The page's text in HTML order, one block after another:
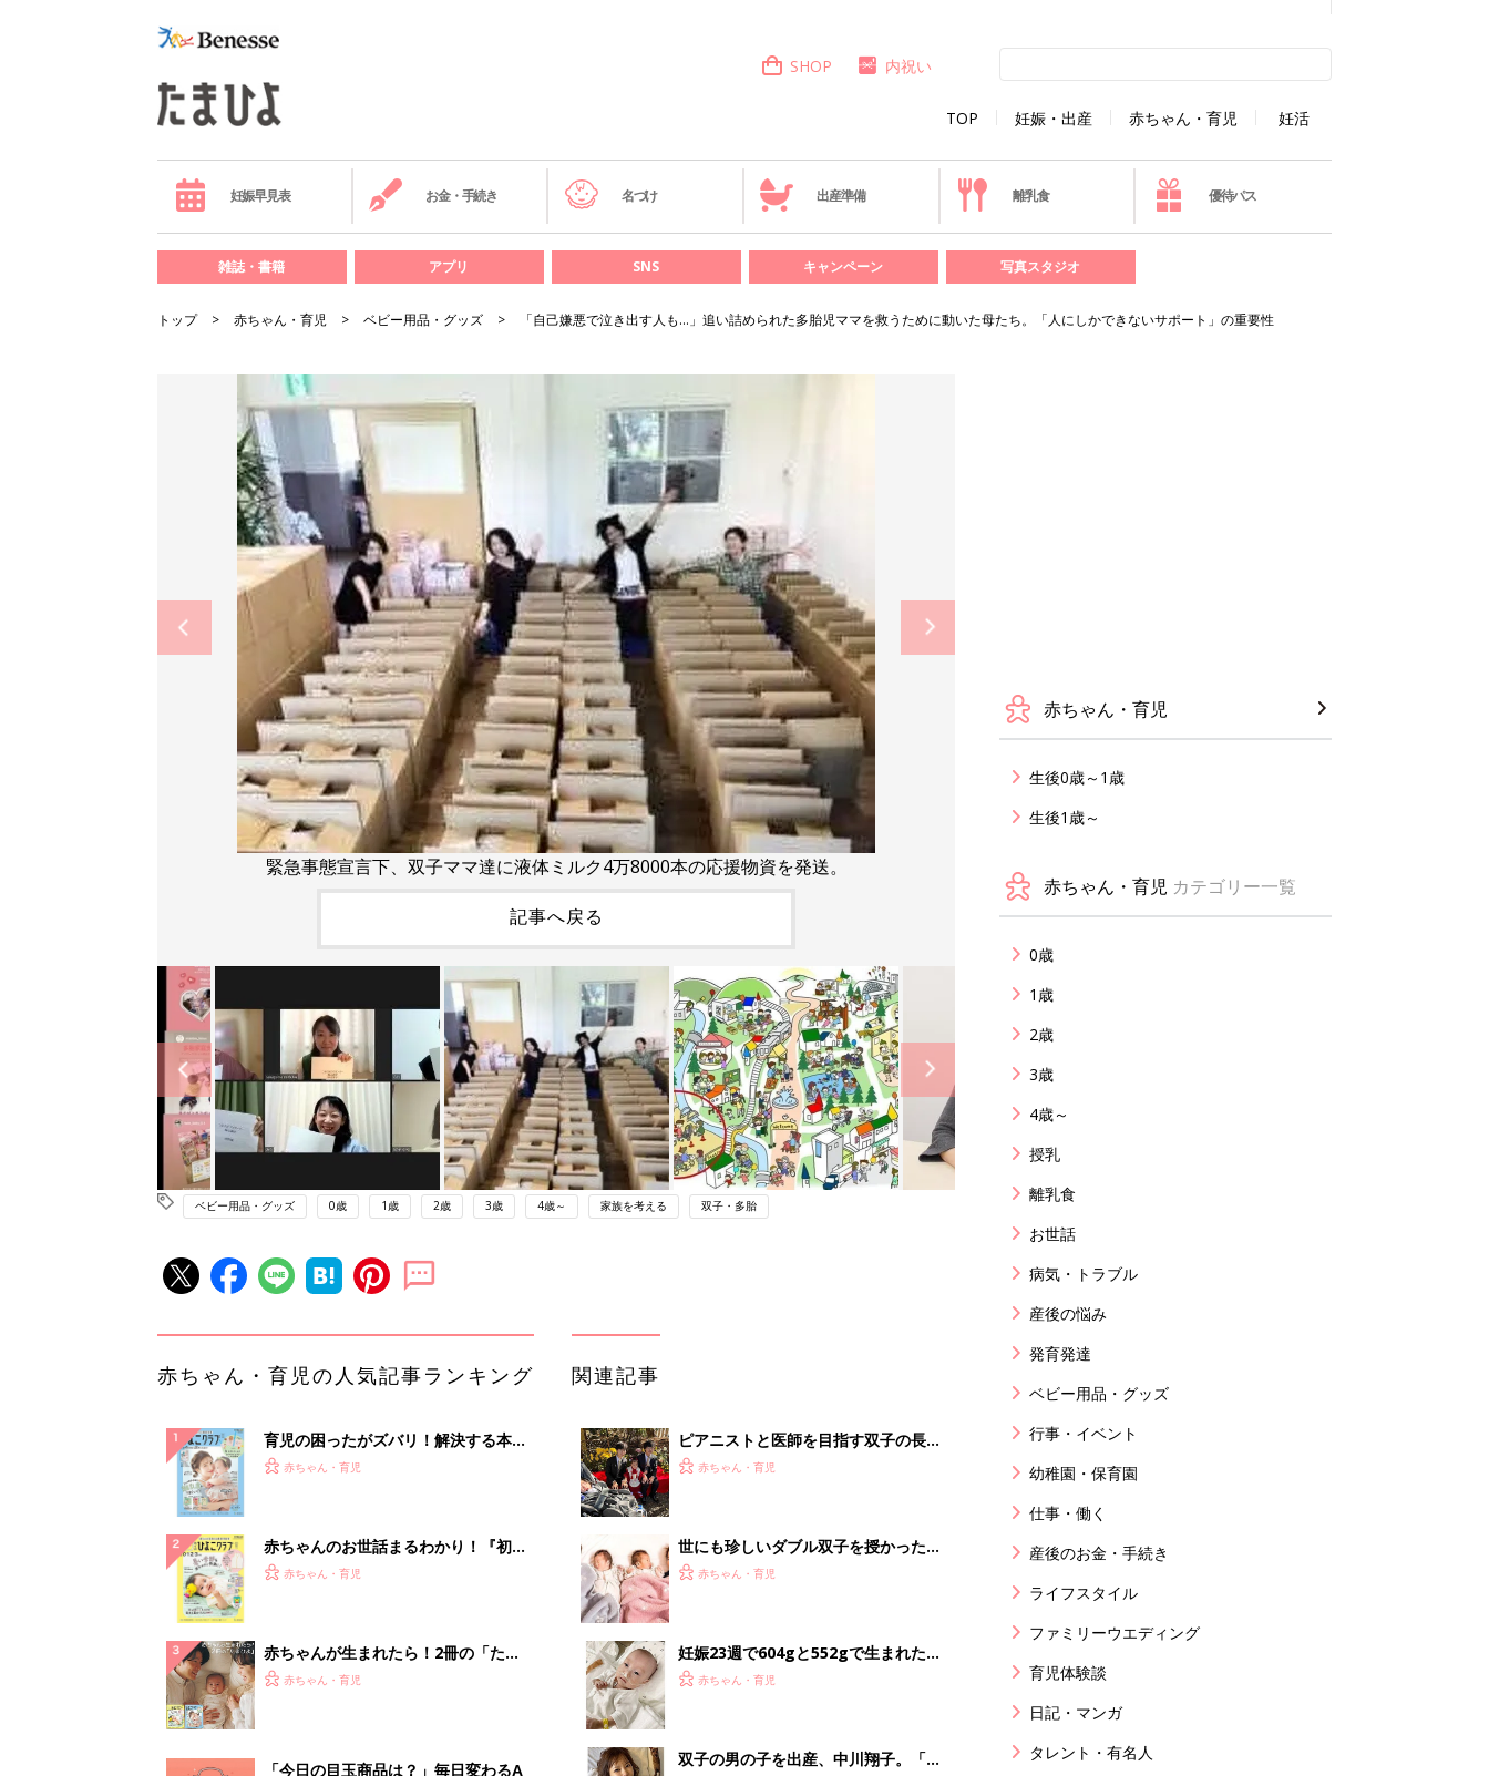
TOP 妊娠・出産 赤ちゃん・育児 妊活
SHOP 内祝い
妊娠早見表 お金・手続き 名づけ 出産準備 離乳食 優待パス
雑誌・書籍 アプリ SNS キャンペーン 写真スタジオ
トップ 赤ちゃん・育児 ベビー用品・グッズ 「自己嫌悪で泣き出す人も…」追い詰められた多胎児ママを救うために動いた母たち。「人にしかできないサポート」の重要性
緊急事態宣言下、双子ママ達に液体ミルク4万8000本の応援物資を発送。
記事へ戻る
ベビー用品・グッズ 0歳 1歳 2歳 3歳 4歳～ 家族を考える 双子・多胎
赤ちゃん・育児の人気記事ランキング
育児の困ったがズバリ！解決する本
『ひよこクラブ 夏号』 4カ月～2才
赤ちゃん・育児
赤ちゃんのお世話まるわかり！『初め
てのひよこクラブ 夏号』〈巻頭大特
赤ちゃん・育児
赤ちゃんが生まれたら！2冊の「たま
ひよ」
赤ちゃん・育児
「今日の目玉商品は？」毎日変わるA
関連記事
ピアニストと医師を目指す双子の長
男・二男、難病の三男、そして5歳の
赤ちゃん・育児
世にも珍しいダブル双子を授かったマ
マ。２回目の妊娠で「また双子」と伝
赤ちゃん・育児
妊娠23週で604gと552gで生まれた双
子。壊死性腸炎を発症した弟は、3回
赤ちゃん・育児
双子の男の子を出産、中川翔子。「人
赤ちゃん・育児
生後0歳～1歳
生後1歳～
赤ちゃん・育児 カテゴリー一覧
0歳
1歳
2歳
3歳
4歳～
授乳
離乳食
お世話
病気・トラブル
産後の悩み
発育発達
ベビー用品・グッズ
行事・イベント
幼稚園・保育園
仕事・働く
産後のお金・手続き
ライフスタイル
ファミリーウエディング
育児体験談
日記・マンガ
タレント・有名人